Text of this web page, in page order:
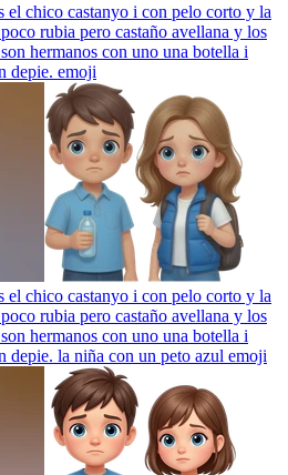
el chico castanyo i con pelo corto y la
rubia pero castaño avellana y los
hermanos con uno una botella i
depie. emoji
el chico castanyo i con pelo corto y la
rubia pero castaño avellana y los
hermanos con uno una botella i
depie. la niña con un peto azul emoji